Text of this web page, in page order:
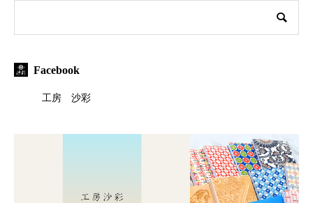
Facebook
工房 沙彩